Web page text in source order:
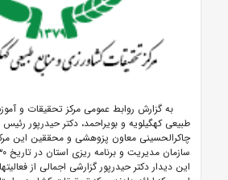
به گزارش روابط عمومی مرکز تحقیقات و
طبیعی کهگیلویه و بویراحمد، دکتر حیدرپور رئیس
چاکرالحسینی معاون پزوهشی و محققین این
این دیدار دکتر حیدرپور گزارشی اجمالی از